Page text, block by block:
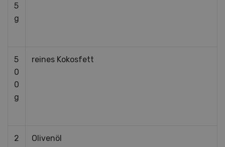
5
g
5
0
0
g
reines Kokosfett
2
Olivenöl